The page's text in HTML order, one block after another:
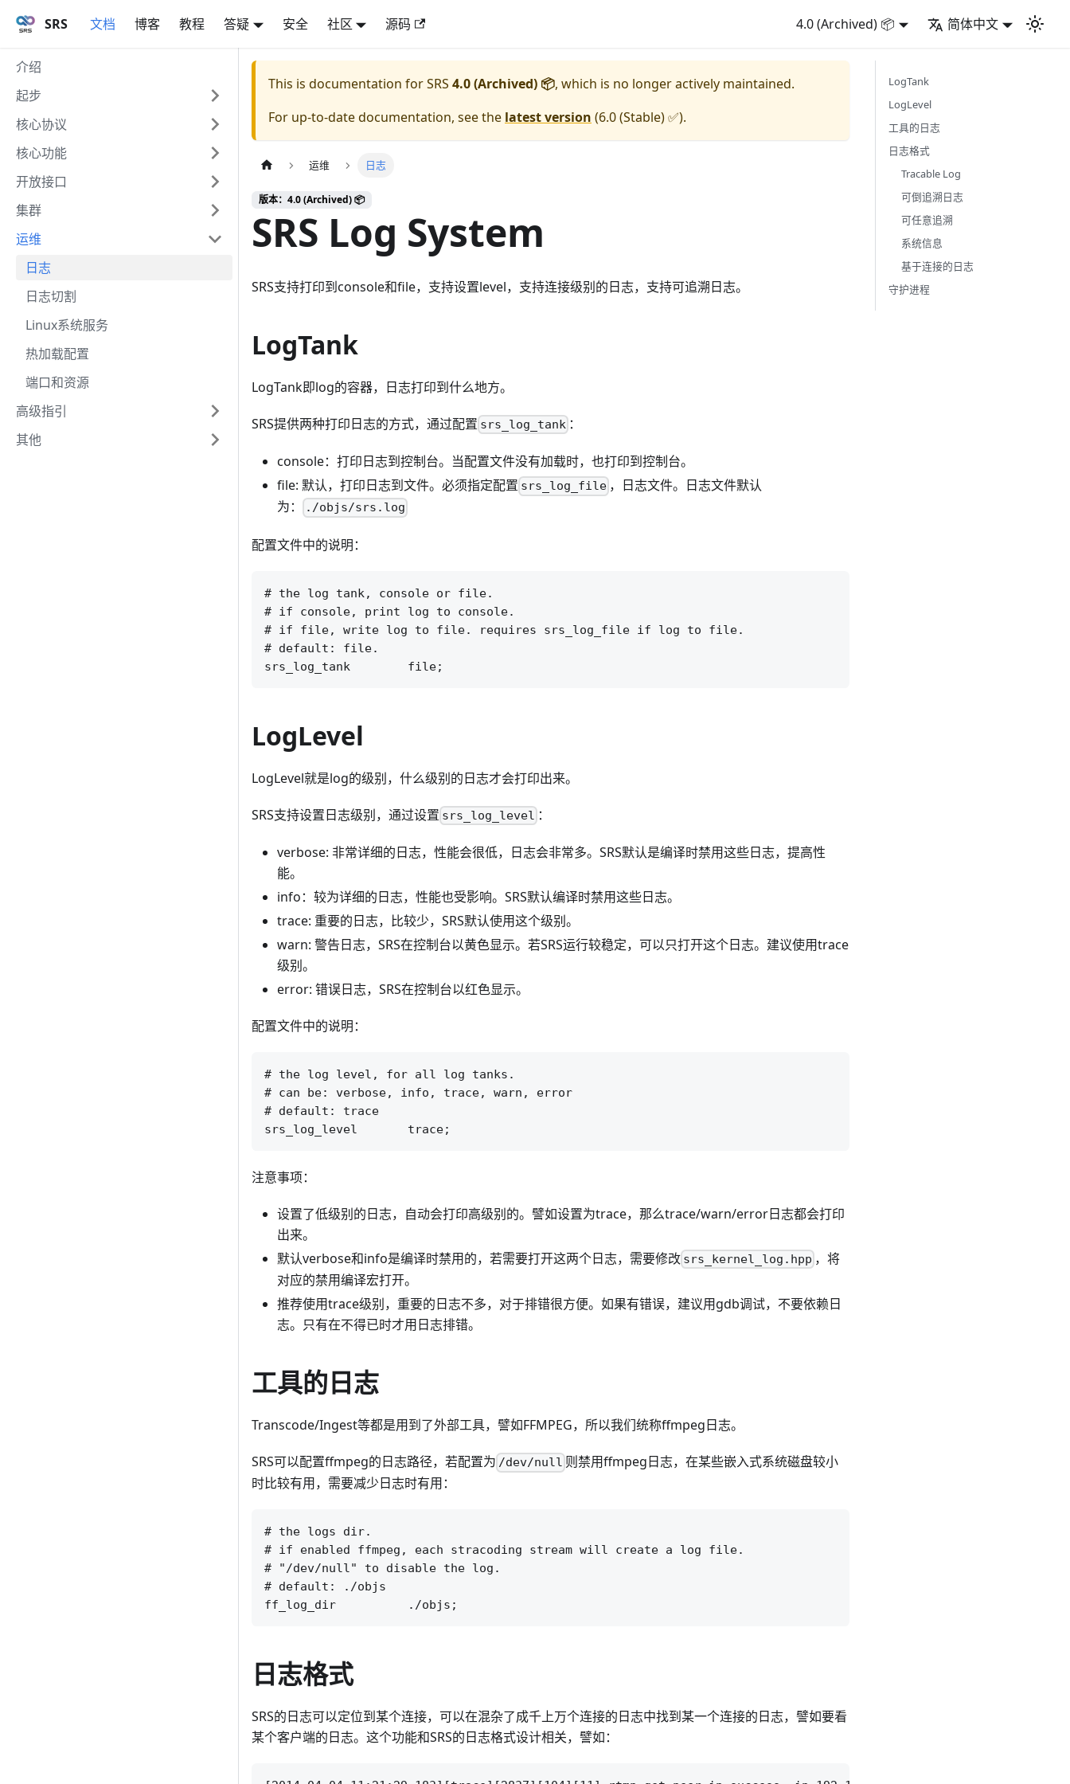
SRS 文档 博客 教程 答疑 安全 社区 源码 4.0 (Archived) 📦 简体中文
介绍
起步
核心协议
核心功能
开放接口
集群
运维
日志
日志切割
Linux系统服务
热加载配置
端口和资源
高级指引
其他
This is documentation forSRS 4.0 (Archived) 📦, which is no longer actively maintained.
For up-to-date documentation, see the latest version (6.0 (Stable) ✅).
运维 日志
版本：4.0 (Archived) 📦
SRS Log System
SRS支持打印到console和file，支持设置level，支持连接级别的日志，支持可追溯日志。
LogTank
LogTank即log的容器，日志打印到什么地方。
SRS提供两种打印日志的方式，通过配置 srs_log_tank ：
console：打印日志到控制台。当配置文件没有加载时，也打印到控制台。
file: 默认，打印日志到文件。必须指定配置 srs_log_file ，日志文件。日志文件默认
为：
./objs/srs.log
配置文件中的说明：
# the log tank, console or file.
# if console, print log to console.
# if file, write log to file. requires srs_log_file if log to file.
# default: file.
LogLevel
LogLevel就是log的级别，什么级别的日志才会打印出来。
SRS支持设置日志级别，通过设置 srs_log_level ：
verbose: 非常详细的日志，性能会很低，日志会非常多。SRS默认是编译时禁用这些日志，提高性
能。
info：较为详细的日志，性能也受影响。SRS默认编译时禁用这些日志。
trace: 重要的日志，比较少，SRS默认使用这个级别。
warn: 警告日志，SRS在控制台以黄色显示。若SRS运行较稳定，可以只打开这个日志。建议使用trace
级别。
error: 错误日志，SRS在控制台以红色显示。
配置文件中的说明：
# the log level, for all log tanks.
# can be: verbose, info, trace, warn, error
# default: trace
注意事项：
设置了低级别的日志，自动会打印高级别的。譬如设置为trace，那么trace/warn/error日志都会打印
出来。
默认verbose和info是编译时禁用的，若需要打开这两个日志，需要修改 srs_kernel_log.hpp ，将
对应的禁用编译宏打开。
推荐使用trace级别，重要的日志不多，对于排错很方便。如果有错误，建议用gdb调试，不要依赖日
志。只有在不得已时才用日志排错。
工具的日志
Transcode/Ingest等都是用到了外部工具，譬如FFMPEG，所以我们统称ffmpeg日志。
SRS可以配置ffmpeg的日志路径，若配置为 /dev/null 则禁用ffmpeg日志，在某些嵌入式系统磁盘较小
时比较有用，需要减少日志时有用：
# the logs dir.
# if enabled ffmpeg, each stracoding stream will create a log file.
# "/dev/null" to disable the log.
# default: ./objs
日志格式
SRS的日志可以定位到某个连接，可以在混杂了成千上万个连接的日志中找到某一个连接的日志，譬如要看
某个客户端的日志。这个功能和SRS的日志格式设计相关，譬如：
LogTank
LogLevel
工具的日志
日志格式
Tracable Log
可倒追溯日志
可任意追溯
系统信息
基于连接的日志
守护进程